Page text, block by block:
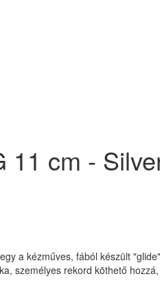
11 cm -
a kézműves, fából készült
személyes rekord köthető